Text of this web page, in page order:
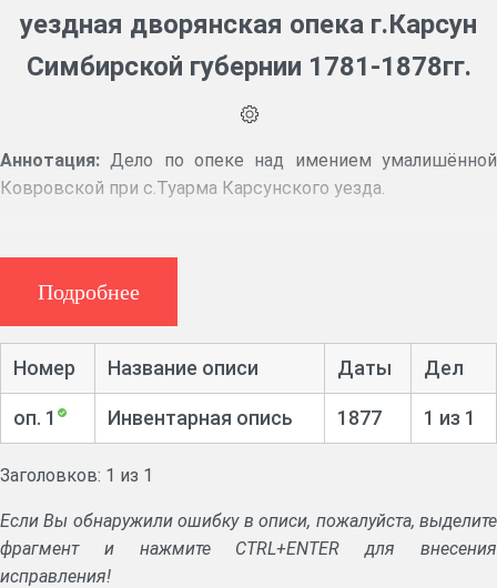
уездная дворянская опека г.Карсун
Симбирской губернии 1781-1878гг.
Аннотация: Дело по опеке над имением умалишённой
Ковровской при с.Туарма Карсунского уезда.
Подробнее
Номер Название описи Даты Дел
оп. 1 Инвентарная опись 1877 1 из 1
Заголовков: 1 из 1
Если Вы обнаружили ошибку в описи, пожалуйста, выделите
фрагмент и нажмите CTRL+ENTER для внесения
исправления!